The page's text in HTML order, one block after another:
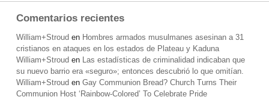
Comentarios recientes
William+Stroud en Hombres armados musulmanes asesinan a 31
cristianos en ataques en los estados de Plateau y Kaduna
William+Stroud en Las estadísticas de criminalidad indicaban que
su nuevo barrio era «seguro»; entonces descubrió lo que omitían.
William+Stroud en Gay Communion Bread? Church Turns Their
Communion Host ‘Rainbow-Colored’ To Celebrate Pride